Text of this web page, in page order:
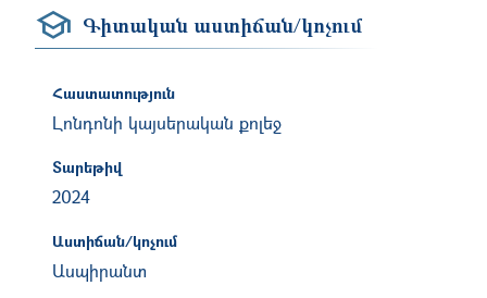
Գիտական աստիճան/կոչում
Հաստատություն
Լոնդոնի կայսերական քոլեջ
Տարեթիվ
2024
Աստիճան/կոչում
Ասպիրանտ